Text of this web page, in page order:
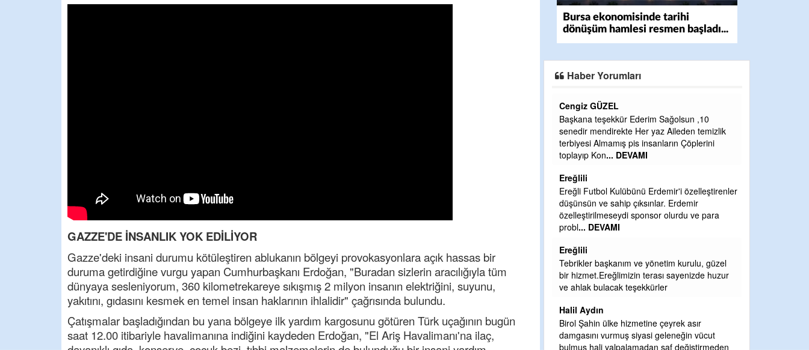
GAZZE'DE İNSANLIK YOK EDİLİYOR
Gazze'deki insani durumu kötüleştiren ablukanın bölgeyi provokasyonlara açık hassas bir
duruma getirdiğine vurgu yapan Cumhurbaşkanı Erdoğan, "Buradan sizlerin aracılığıyla tüm
dünyaya sesleniyorum, 360 kilometrekareye sıkışmış 2 milyon insanın elektriğini, suyunu,
yakıtını, gıdasını kesmek en temel insan haklarının ihlalidir" çağrısında bulundu.
Çatışmalar başladığından bu yana bölgeye ilk yardım kargosunu götüren Türk uçağının bugün
saat 12.00 itibariyle havalimanına indiğini kaydeden Erdoğan, "El Ariş Havalimanı'na ilaç,
Bursa ekonomisinde tarihi
dönüşüm hamlesi resmen başladı...
TEKNOSAB KOBİ OSB'de
Haber Yorumları
Tebrikler başkanım ve yönetim kurulu, güzel
bir hizmet.Ereğlimizin terası sayenizde huzur
ve ahlak bulacak teşekkürler
Birol Şahin ülke hizmetine çeyrek asır
damgasını vurmuş siyasi geleneğin vücut
bulmuş hali yalpalamadan saf değiştirmeden
CEVDET YILMAZ
GULDERE DERE ÇALIŞMALARI, SEKIZ YIL
ÖNCE ALKAYA TARAFINDAN BAŞLATILDI,
ETRASFINDA YERLEŞİM YERI OLMAYAN
KISIMLARA DUVARLAR YAPILDI."BURADAK
Şaban yavuz
Mekanı cennet olsun kederli ailesine Rabbim
Sabri Celil ihsan eylesin
Günaydın hayırlı sabahlar dilerim
H BakiYüksel
Hak hukuk adalet işte CHP Kemal Kılıçdaroğlu
babaocağı
Yeni parti için ereğli ilçe teşkilatımızı merak
eder dururken asıl merakımız halk
kahramanlarımız ereğli aşkı ile yanıp tutuşan